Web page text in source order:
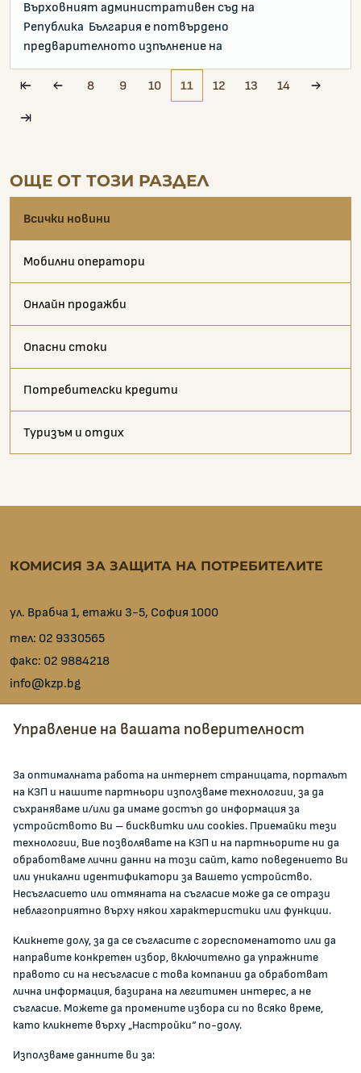
Върховният административен съд на
Република България е потвърдено
предварителното изпълнение на
8 9 10 11 12 13 14
ОЩЕ ОТ ТОЗИ РАЗДЕЛ
Всички новини
Мобилни оператори
Онлайн продажби
Опасни стоки
Потребителски кредити
Туризъм и отдих
КОМИСИЯ ЗА ЗАЩИТА НА ПОТРЕБИТЕЛИТЕ
ул. Врабча 1, етажи 3-5, София 1000
тел: 02 9330565
факс: 02 9884218
info@kzp.bg
Всички контакти
ЗА КОМИСИЯТА
За КЗП
Кои сме ние
Кариери
Документи и други актове
Информация
Полезни връзки
ЖАЛБИ И РЕГИСТРИ
Управление на вашата поверителност
За оптималната работа на интернет страницата, порталът
на КЗП и нашите партньори използваме технологии, за да
съхраняваме и/или да имаме достъп до информация за
устройството Ви – бисквитки или cookies. Приемайки тези
технологии, Вие позволявате на КЗП и на партньорите ни да
обработваме лични данни на този сайт, като поведението Ви
или уникални идентификатори за Вашето устройство.
Несъгласието или отмяната на съгласие може да се отрази
неблагоприятно върху някои характеристики или функции.
Кликнете долу, за да се съгласите с гореспоменатото или да
направите конкретен избор, включително да упражните
правото си на несъгласие с това компании да обработват
лична информация, базирана на легитимен интерес, а не
съгласие. Можете да промените избора си по всяко време,
като кликнете върху „Настройки“ по-долу.
Използваме данните ви за: